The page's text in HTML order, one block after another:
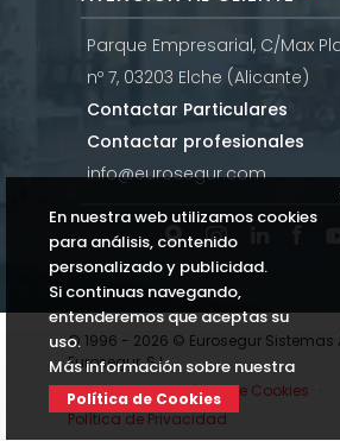
En nuestra web utilizamos cookies
para análisis, contenido
personalizado y publicidad.
Si continuas navegando,
entenderemos que aceptas su
uso.
Más información sobre nuestra
Política de Cookies
Parque Empresarial, C/Max
nº 7, 03203 Elche (Alicante)
Contactar Particulares
Contactar profesionales
info@eurosegur.com
© 1996 - 2026 © Eurosegur
Eurosegur, S.L.
Aviso Legal · Política de Cookies ·
Política de Privacidad